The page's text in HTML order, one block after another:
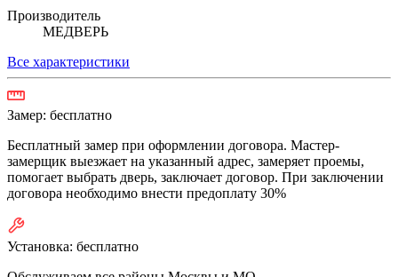
Производитель
МЕДВЕРЬ
Все характеристики
Замер: бесплатно
Бесплатный замер при оформлении договора. Мастер-
замерщик выезжает на указанный адрес, замеряет проемы,
помогает выбрать дверь, заключает договор. При заключении
договора необходимо внести предоплату 30%
Установка: бесплатно